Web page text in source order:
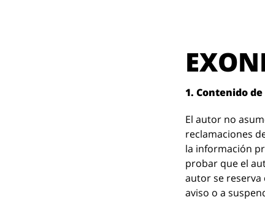
1. Contenido
El autor no
reclamaciones
la información
probar que el
autor se
aviso o a